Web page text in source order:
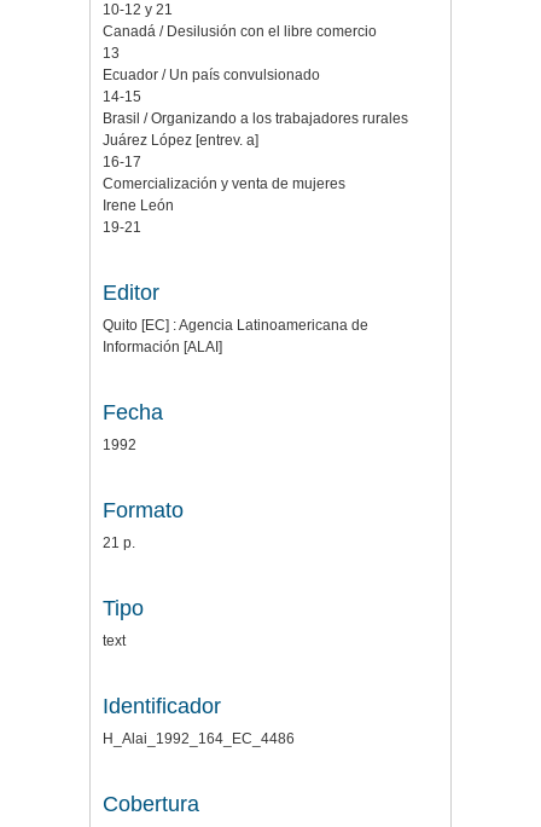
10-12 y 21
Canadá / Desilusión con el libre comercio
13
Ecuador / Un país convulsionado
14-15
Brasil / Organizando a los trabajadores rurales
Juárez López [entrev. a]
16-17
Comercialización y venta de mujeres
Irene León
19-21
Editor
Quito [EC] : Agencia Latinoamericana de
Información [ALAI]
Fecha
1992
Formato
21 p.
Tipo
text
Identificador
H_Alai_1992_164_EC_4486
Cobertura